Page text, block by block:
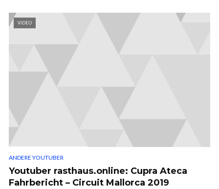
VIDEO
ANDERE YOUTUBER
Youtuber rasthaus.online: Cupra Ateca
Fahrbericht – Circuit Mallorca 2019